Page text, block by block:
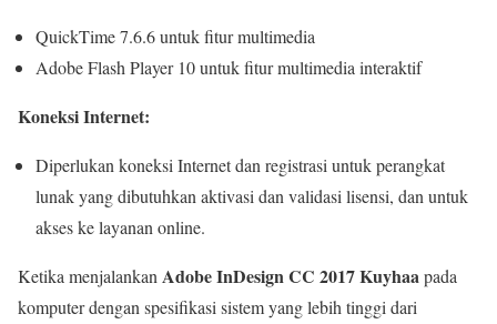
QuickTime 7.6.6 untuk fitur multimedia
Adobe Flash Player 10 untuk fitur multimedia interaktif
Koneksi Internet:
Diperlukan koneksi Internet dan registrasi untuk perangkat
lunak yang dibutuhkan aktivasi dan validasi lisensi, dan untuk
akses ke layanan online.
Ketika menjalankan Adobe InDesign CC 2017 Kuyhaa pada
komputer dengan spesifikasi sistem yang lebih tinggi dari